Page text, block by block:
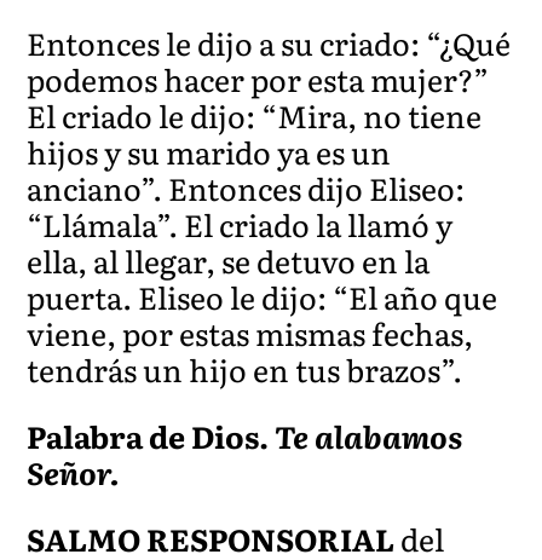
Entonces le dijo a su criado: “¿Qué
podemos hacer por esta mujer?”
El criado le dijo: “Mira, no tiene
hijos y su marido ya es un
anciano”. Entonces dijo Eliseo:
“Llámala”. El criado la llamó y
ella, al llegar, se detuvo en la
puerta. Eliseo le dijo: “El año que
viene, por estas mismas fechas,
tendrás un hijo en tus brazos”.
Palabra de Dios.Te alabamos
Señor.
SALMO RESPONSORIALdel